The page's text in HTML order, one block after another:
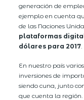
generación de
ejemplo en cuenta
de las Naciones
plataformas
dólares para 2017
En nuestro país
inversiones de
siendo cuna, junto
que cuenta la